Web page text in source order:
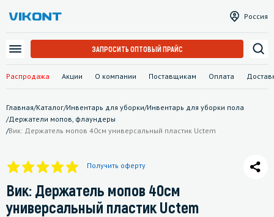
Распродажа Акции О компании Поставщикам Оплата
Россия
ЗАПРОСИТЬ ОПТОВЫЙ ПРАЙС
Главная/Каталог/Инвентарь для уборки/Инвентарь для уборки пола
/Держатели мопов, флаундеры
/Вик: Держатель мопов 40см универсальный пластик Uctem
Получить оферту
Вик: Держатель мопов 40см
универсальный пластик Uctem